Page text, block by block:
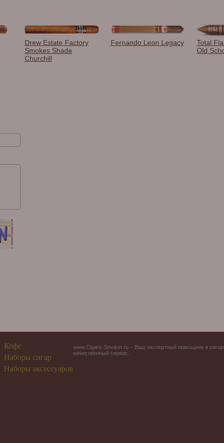
Drew Estate Factory
Smokes Shade
Churchill
Fernando Leon Legacy
Total
Old
Кофе
Наборы сигар
Наборы аксессуаров
www.Cigars-Smoker.ru – Ваш экспертный помощник в
качественный сервис.